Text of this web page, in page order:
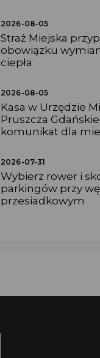
2026-08-05
Straż Miejska
obowiązku
ciepła
2026-08-05
Kasa w Urzędzie
Pruszcza
komunikat dla
2026-07-31
Wybierz rower i
parkingów przy
przesiadkowym